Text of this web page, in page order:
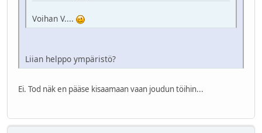
Voihan V....
Liian helppo ympäristö?
Ei. Tod näk en pääse kisaamaan vaan joudun töihin...